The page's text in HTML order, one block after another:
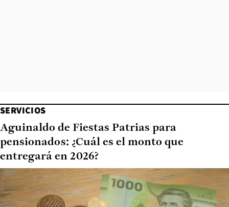
SERVICIOS
Aguinaldo de Fiestas Patrias para
pensionados: ¿Cuál es el monto que
entregará en 2026?